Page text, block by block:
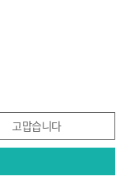
고맙습니다